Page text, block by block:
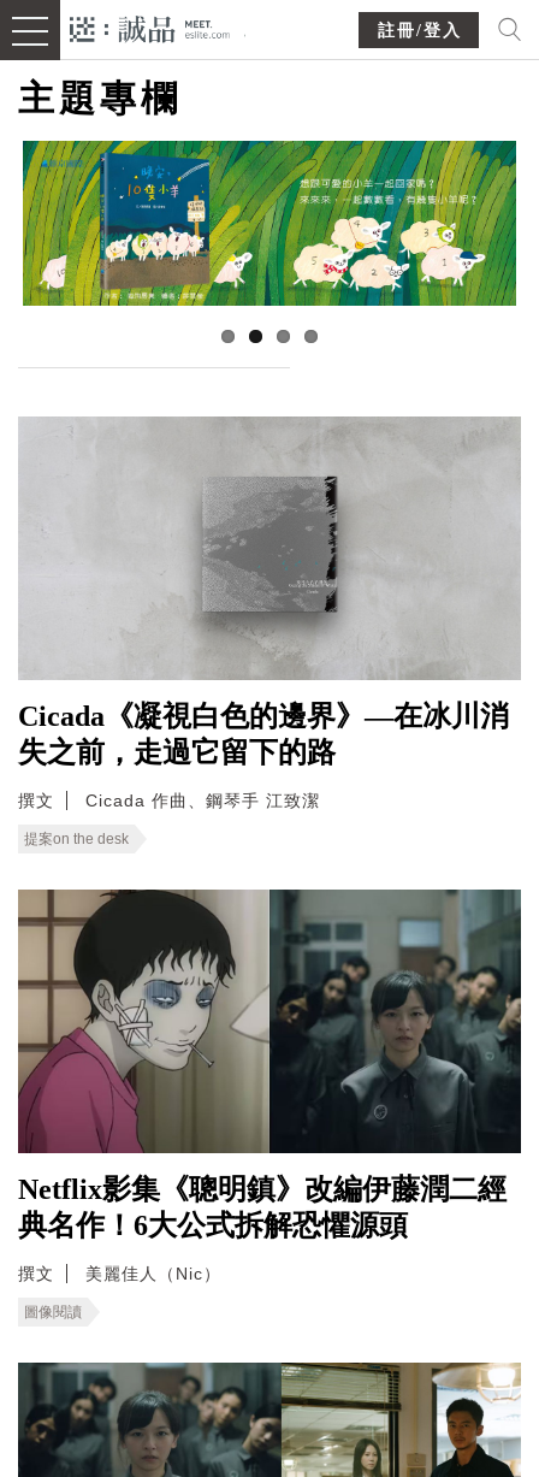
註冊/登入
主題專欄
Cicada《凝視白色的邊界》—在冰川消
失之前，走過它留下的路
撰文 Cicada 作曲、鋼琴手 江致潔
提案on the desk
Netflix影集《聰明鎮》改編伊藤潤二經
典名作！6大公式拆解恐懼源頭
撰文 美麗佳人（Nic）
圖像閱讀